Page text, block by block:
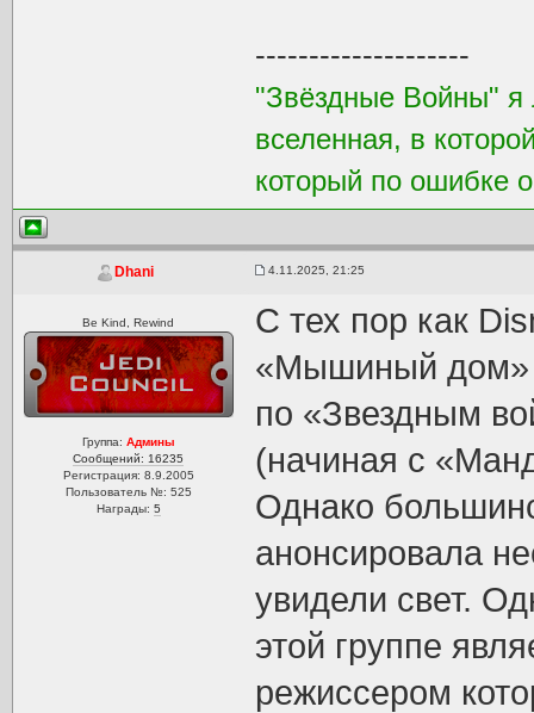
--------------------
"Звёздные Войны" я
вселенная, в
который по ошибке
Dhani 4.11.2025, 21:25
Be Kind, Rewind
Группа: Админы
Сообщений: 16235
Регистрация: 8.9.2005
Пользователь №: 525
Награды: 5
С тех пор как
«Мышиный дом»
по «Звездным
(начиная с
Однако
анонсировала
увидели свет.
этой группе
режиссером